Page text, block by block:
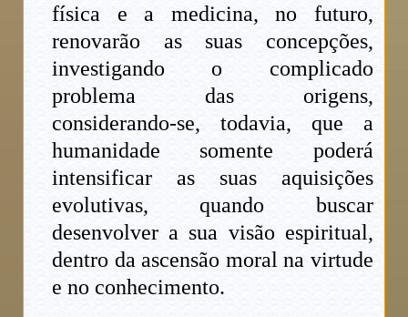
física e a medicina, no futuro,
renovarão as suas concepções,
investigando o complicado
problema das origens,
considerando-se, todavia, que a
humanidade somente poderá
intensificar as suas aquisições
evolutivas, quando buscar
desenvolver a sua visão espiritual,
dentro da ascensão moral na virtude
e no conhecimento.